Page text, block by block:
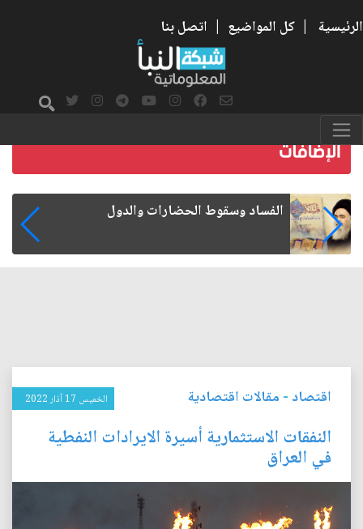
الرئيسية | كل المواضيع | اتصل بنا
رواتب الموظفين على صفيح ساخن
اقتصاد - مقالات اقتصادية الخميس 17 آذار 2022
النفقات الاستثمارية أسيرة الايرادات النفطية
في العراق